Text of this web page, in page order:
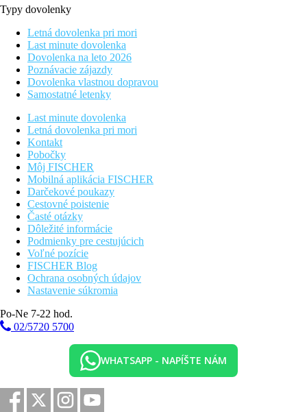
Typy dovolenky
Letná dovolenka pri mori
Last minute dovolenka
Dovolenka na leto 2026
Poznávacie zájazdy
Dovolenka vlastnou dopravou
Samostatné letenky
Last minute dovolenka
Letná dovolenka pri mori
Kontakt
Pobočky
Môj FISCHER
Mobilná aplikácia FISCHER
Darčekové poukazy
Cestovné poistenie
Časté otázky
Dôležité informácie
Podmienky pre cestujúcich
Voľné pozície
FISCHER Blog
Ochrana osobných údajov
Nastavenie súkromia
Po-Ne 7-22 hod.
02/5720 5700
WHATSAPP - NAPÍŠTE NÁM